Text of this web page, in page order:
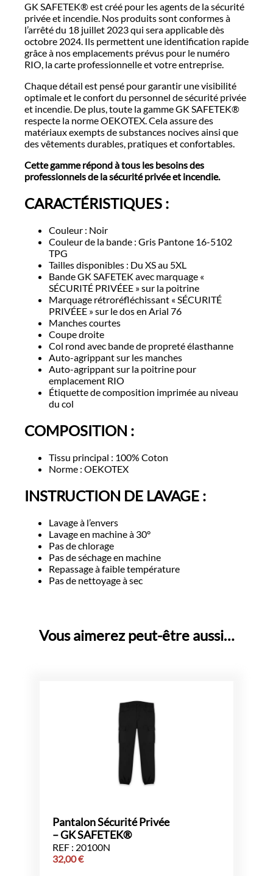
GK SAFETEK® est créé pour les agents de la sécurité
privée et incendie. Nos produits sont conformes à
l’arrêté du 18 juillet 2023 qui sera applicable dès
octobre 2024. Ils permettent une identification rapide
grâce à nos emplacements prévus pour le numéro
RIO, la carte professionnelle et votre entreprise.
Chaque détail est pensé pour garantir une visibilité
optimale et le confort du personnel de sécurité privée
et incendie. De plus, toute la gamme GK SAFETEK®
respecte la norme OEKOTEX. Cela assure des
matériaux exempts de substances nocives ainsi que
des vêtements durables, pratiques et confortables.
Cette gamme répond à tous les besoins des
professionnels de la sécurité privée et incendie.
CARACTÉRISTIQUES :
Couleur : Noir
Couleur de la bande : Gris Pantone 16-5102
TPG
Tailles disponibles : Du XS au 5XL
Bande GK SAFETEK avec marquage «
SÉCURITÉ PRIVÉEE » sur la poitrine
Marquage rétroréfléchissant « SÉCURITÉ
PRIVÉEE » sur le dos en Arial 76
Manches courtes
Coupe droite
Col rond avec bande de propreté élasthanne
Auto-agrippant sur les manches
Auto-agrippant sur la poitrine pour
emplacement RIO
Étiquette de composition imprimée au niveau
du col
COMPOSITION :
Tissu principal : 100% Coton
Norme : OEKOTEX
INSTRUCTION DE LAVAGE :
Lavage à l’envers
Lavage en machine à 30°
Pas de chlorage
Pas de séchage en machine
Repassage à faible température
Pas de nettoyage à sec
Vous aimerez peut-être aussi…
Pantalon Sécurité Privée
– GK SAFETEK®️
REF : 20100N
32,00€